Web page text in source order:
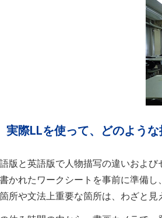
実際LLを使って、どのよう
語版と英語版で人物描写の違いおよ
かれたワークシートを事前に準備
所や文法上重要な箇所は、わざと見